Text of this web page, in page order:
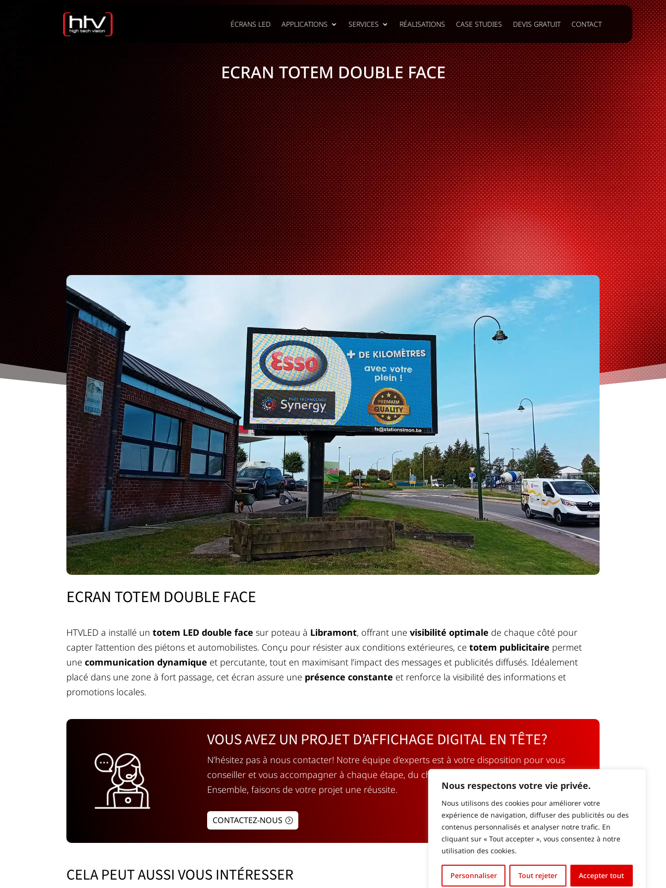
Nous respectons votre vie privée.
Nous utilisons des cookies pour améliorer votre
expérience de navigation, diffuser des publicités ou des
contenus personnalisés et analyser notre trafic. En
cliquant sur « Tout accepter », vous consentez à notre
utilisation des cookies.
Personnaliser Tout rejeter Accepter tout
ÉCRANS LED APPLICATIONS SERVICES RÉALISATIONS CASE STUDIES DEVIS GRATUIT CONTACT
ECRAN TOTEM DOUBLE FACE
ECRAN TOTEM DOUBLE FACE
HTVLED a installé untotem LED double face sur poteau à Libramont, offrant unevisibilité optimale de chaque côté pour
capter l’attention des piétons et automobilistes. Conçu pour résister aux conditions extérieures, cetotem publicitaire permet
unecommunication dynamique et percutante, tout en maximisant l’impact des messages et publicités diffusés. Idéalement
placé dans une zone à fort passage, cet écran assure une présence constante et renforce la visibilité des informations et
promotions locales.
VOUS AVEZ UN PROJET D’AFFICHAGE DIGITAL EN TÊTE?
N’hésitez pas à nous contacter! Notre équipe d’experts est à votre disposition pour vous
conseiller et vous accompagner à chaque étape, du choix des solutions à la mise en œuvre.
Ensemble, faisons de votre projet une réussite.
CONTACTEZ-NOUS
CELA PEUT AUSSI VOUS INTÉRESSER